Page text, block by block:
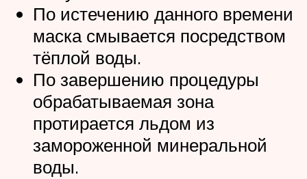
По истечению данного времени
маска смывается посредством
тёплой воды.
По завершению процедуры
обрабатываемая зона
протирается льдом из
замороженной минеральной
воды.